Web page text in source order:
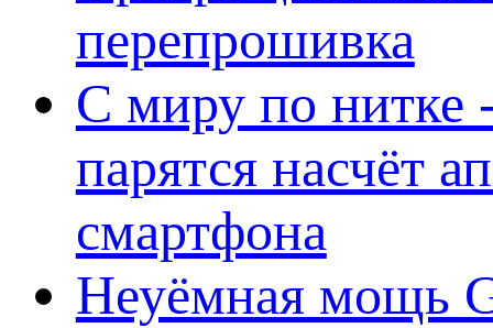
перепрошивка
С миру по нитке
парятся насчёт
смартфона
Неуёмная мощь